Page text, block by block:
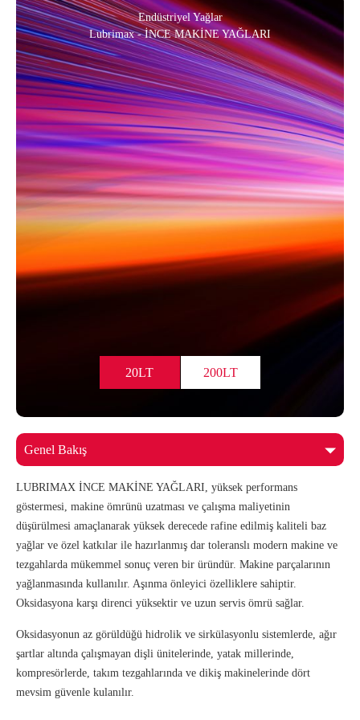
Endüstriyel Yağlar
Lubrimax - İNCE MAKİNE YAĞLARI
20LT 200LT
LUBRIMAX İNCE MAKİNE YAĞLARI, yüksek performans
göstermesi, makine ömrünü uzatması ve çalışma maliyetinin
düşürülmesi amaçlanarak yüksek derecede rafine edilmiş kaliteli baz
yağlar ve özel katkılar ile hazırlanmış dar toleranslı modern makine ve
tezgahlarda mükemmel sonuç veren bir üründür. Makine parçalarının
yağlanmasında kullanılır. Aşınma önleyici özelliklere sahiptir.
Oksidasyona karşı direnci yüksektir ve uzun servis ömrü sağlar.
Oksidasyonun az görüldüğü hidrolik ve sirkülasyonlu sistemlerde, ağır
şartlar altında çalışmayan dişli ünitelerinde, yatak millerinde,
kompresörlerde, takım tezgahlarında ve dikiş makinelerinde dört
mevsim güvenle kulanılır.